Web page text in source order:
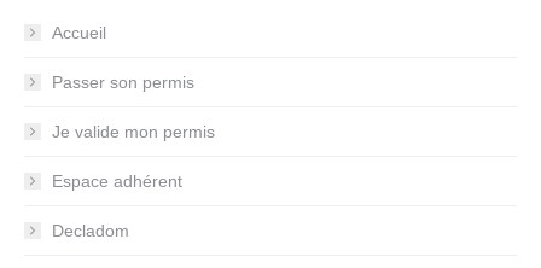
Accueil
Passer son permis
Je valide mon permis
Espace adhérent
Decladom